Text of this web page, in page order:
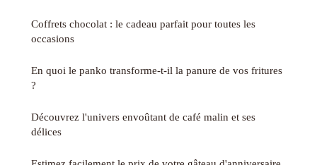
Coffrets chocolat : le cadeau parfait pour toutes les
occasions
En quoi le panko transforme-t-il la panure de vos fritures
?
Découvrez l'univers envoûtant de café malin et ses
délices